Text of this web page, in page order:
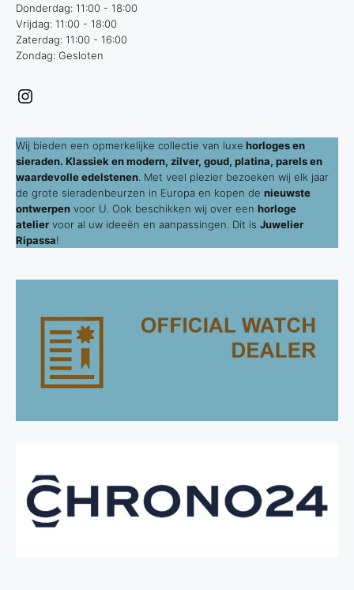
Donderdag: 11:00 - 18:00
Vrijdag: 11:00 - 18:00
Zaterdag: 11:00 - 16:00
Zondag: Gesloten
Instagram
Wij bieden een opmerkelijke collectie van luxe horloges en
sieraden. Klassiek en modern, zilver, goud, platina, parels en
waardevolle edelstenen . Met veel plezier bezoeken wij elk jaar
de grote sieradenbeurzen in Europa en kopen de nieuwste
ontwerpen voor U. Ook beschikken wij over een horloge
atelier voor al uw ideeën en aanpassingen. Dit is Juwelier
Ripassa!